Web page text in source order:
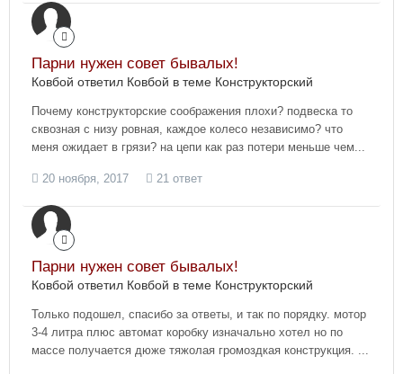
Парни нужен совет бывалых!
Ковбой ответил Ковбой в теме Конструкторский
Почему конструкторские соображения плохи? подвеска то
сквозная с низу ровная, каждое колесо независимо? что
меня ожидает в грязи? на цепи как раз потери меньше чем...
20 ноября, 2017 21 ответ
Парни нужен совет бывалых!
Ковбой ответил Ковбой в теме Конструкторский
Только подошел, спасибо за ответы, и так по порядку. мотор
3-4 литра плюс автомат коробку изначально хотел но по
массе получается дюже тяжолая громоздкая конструкция. ...